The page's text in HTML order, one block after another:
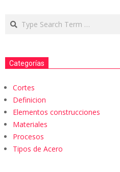
Categorías
Cortes
Definicion
Elementos construcciones
Materiales
Procesos
Tipos de Acero